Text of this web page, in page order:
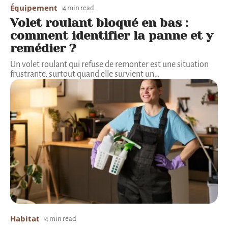
Équipement 4 min read
Volet roulant bloqué en bas :
comment identifier la panne et y
remédier ?
Un volet roulant qui refuse de remonter est une situation
frustrante, surtout quand elle survient un…
Habitat 4 min read